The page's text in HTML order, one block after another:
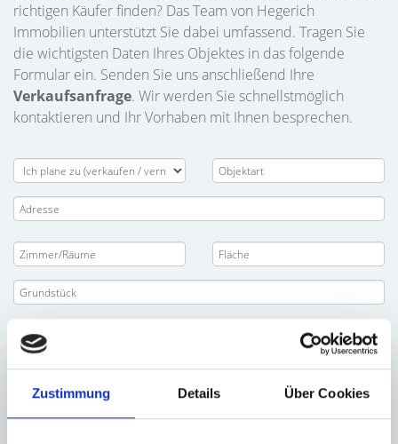
Zustimmung Details Über Cookies
richtigen Käufer finden? Das Team von Hegerich
Immobilien unterstützt Sie dabei umfassend. Tragen Sie
die wichtigsten Daten Ihres Objektes in das folgende
Formular ein. Senden Sie uns anschließend Ihre
Verkaufsanfrage. Wir werden Sie schnellstmöglich
kontaktieren und Ihr Vorhaben mit Ihnen besprechen.